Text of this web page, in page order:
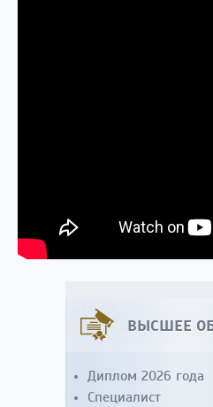
ВЫСШЕЕ
Диплом 2026 года
Специалист